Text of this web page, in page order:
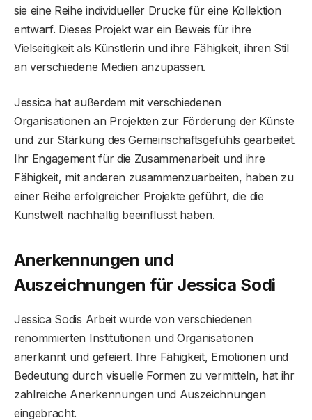
sie eine Reihe individueller Drucke für eine Kollektion
entwarf. Dieses Projekt war ein Beweis für ihre
Vielseitigkeit als Künstlerin und ihre Fähigkeit, ihren Stil
an verschiedene Medien anzupassen.
Jessica hat außerdem mit verschiedenen
Organisationen an Projekten zur Förderung der Künste
und zur Stärkung des Gemeinschaftsgefühls gearbeitet.
Ihr Engagement für die Zusammenarbeit und ihre
Fähigkeit, mit anderen zusammenzuarbeiten, haben zu
einer Reihe erfolgreicher Projekte geführt, die die
Kunstwelt nachhaltig beeinflusst haben.
Anerkennungen und
Auszeichnungen für Jessica Sodi
Jessica Sodis Arbeit wurde von verschiedenen
renommierten Institutionen und Organisationen
anerkannt und gefeiert. Ihre Fähigkeit, Emotionen und
Bedeutung durch visuelle Formen zu vermitteln, hat ihr
zahlreiche Anerkennungen und Auszeichnungen
eingebracht.